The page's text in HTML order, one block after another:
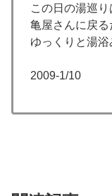
この日の湯巡
亀屋さんに戻る
ゆっくりと湯浴
2009-1/10